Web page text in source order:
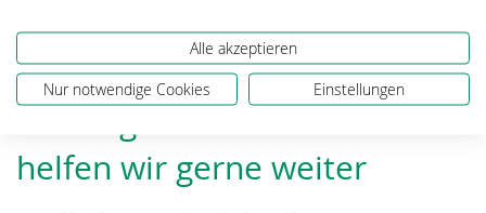
Bei Fragen zum Produkt
helfen wir gerne weiter
Alle akzeptieren
Nur notwendige Cookies Einstellungen